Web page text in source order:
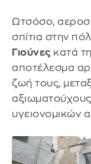
Ωτσόσο,
σπίτια στην
Γιούνες κατά
αποτέλεσμα
ζωή τους,
υγειονομικών